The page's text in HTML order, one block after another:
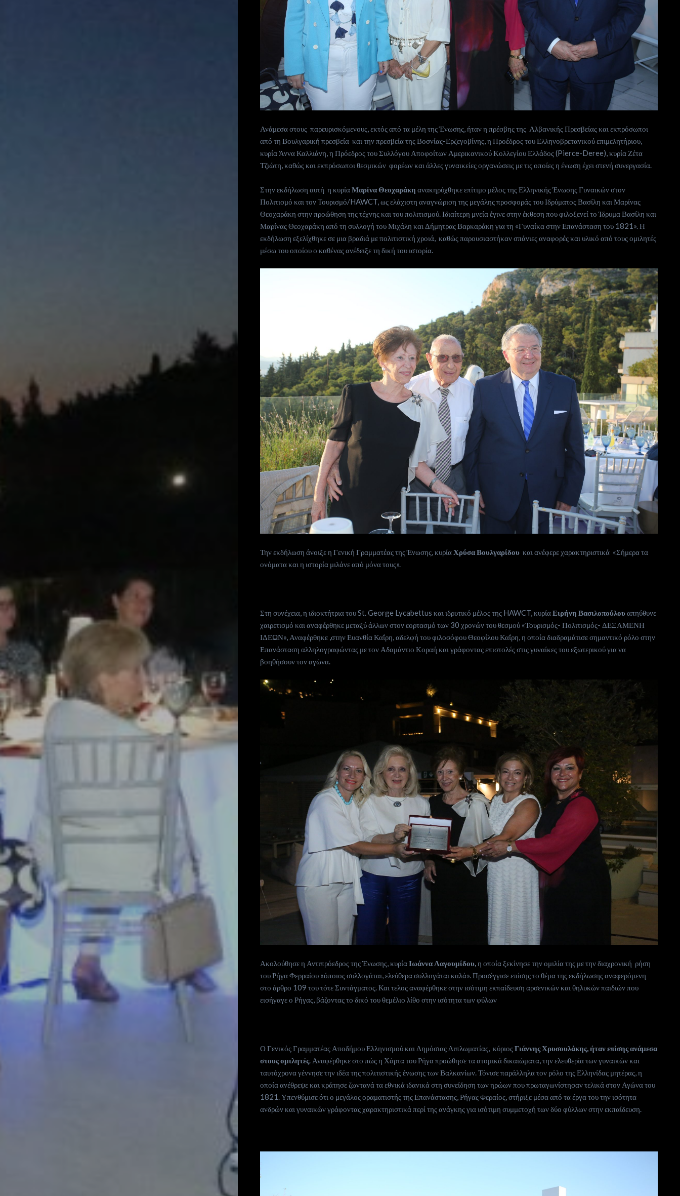
Who
we
are
Ιnspiration
Desires
Life
is
now
us
Subscribe
Ανάμεσα στους παρευρισκόμενους, εκτός από τα μέλη της Ένωσης, ήταν η πρέσβης της Αλβανικής Πρεσβείας και εκπρόσωποι
από τη Βουλγαρική πρεσβεία και την πρεσβεία της Βοσνίας-Ερζεγοβίνης, η Προέδρος του Ελληνοβρετανικού επιμελητήριου,
κυρία Άννα Καλλιάνη, η Πρόεδρος του Συλλόγου Αποφοίτων Αμερικανικού Κολλεγίου Ελλάδος (Pierce-Deree), κυρία Ζέτα
Τζιώτη, καθώς και εκπρόσωποι θεσμικών φορέων και άλλες γυναικείες οργανώσεις με τις οποίες η ένωση έχει στενή συνεργασία.
Στην εκδήλωση αυτή η κυρίαΜαρίνα Θεοχαράκη ανακηρύχθηκε επίτιμο μέλος της Ελληνικής Ένωσης Γυναικών στον
Πολιτισμό και τον Τουρισμό/HAWCT, ως ελάχιστη αναγνώριση της μεγάλης προσφοράς του Ιδρύματος Βασίλη και Μαρίνας
Θεοχαράκη στην προώθηση της τέχνης και του πολιτισμού. Ιδιαίτερη μνεία έγινε στην έκθεση που φιλοξενεί το Ίδρυμα Βασίλη και
Μαρίνας Θεοχαράκη από τη συλλογή του Μιχάλη και Δήμητρας Βαρκαράκη για τη «Γυναίκα στην Επανάσταση του 1821». Η
εκδήλωση εξελίχθηκε σε μια βραδιά με πολιτιστική χροιά, καθώς παρουσιαστήκαν σπάνιες αναφορές και υλικό από τους ομιλητές
μέσω του οποίου ο καθένας ανέδειξε τη δική του ιστορία.
Την εκδήλωση άνοιξε η Γενική Γραμματέας της Ένωσης, κυρίαΧρύσα Βουλγαρίδου και ανέφερε χαρακτηριστικά «Σήμερα τα
ονόματα και η ιστορία μιλάνε από μόνα τους».
Στη συνέχεια, η ιδιοκτήτρια του St. George Lycabettus και ιδρυτικό μέλος της HAWCT, κυρίαΕιρήνη Βασιλοπούλουαπηύθυνε
χαιρετισμό και αναφέρθηκε μεταξύ άλλων στον εορτασμό των 30 χρονών του θεσμού «Τουρισμός- Πολιτισμός- ΔΕΞΑΜΕΝΗ
ΙΔΕΩΝ», Αναφέρθηκε ,στην Ευανθία Καΐρη, αδελφή του φιλοσόφου Θεοφίλου Καΐρη, η οποία διαδραμάτισε σημαντικό ρόλο στην
Επανάσταση αλληλογραφώντας με τον Αδαμάντιο Κοραή και γράφοντας επιστολές στις γυναίκες του εξωτερικού για να
βοηθήσουν τον αγώνα.
Ακολούθησε η Αντιπρόεδρος της Ένωσης, κυρίαΙωάννα Λαγουμίδου,η οποία ξεκίνησε την ομιλία της με την διαχρονική ρήση
του Ρήγα Φερραίου «όποιος συλλογάται, ελεύθερα συλλογάται καλά». Προσέγγισε επίσης το θέμα της εκδήλωσης αναφερόμενη
στο άρθρο 109 του τότε Συντάγματος. Και τελος αναφέρθηκε στην ισότιμη εκπαίδευση αρσενικών και θηλυκών παιδιών που
εισήγαγε ο Ρήγας, βάζοντας το δικό του θεμέλιο λίθο στην ισότητα των φύλων
Ο Γενικός Γραμματέας Αποδήμου Ελληνισμού και Δημόσιας Διπλωματίας, κύριοςΓιάννης Χρυσουλάκης, ήταν επίσης ανάμεσα
στους ομιλητές. Αναφέρθηκε στο πώς η Χάρτα του Ρήγα προώθησε τα ατομικά δικαιώματα, την ελευθερία των γυναικών και
ταυτόχρονα γέννησε την ιδέα της πολιτιστικής ένωσης των Βαλκανίων. Τόνισε παράλληλα τον ρόλο της Ελληνίδας μητέρας, η
οποία ανέθρεψε και κράτησε ζωντανά τα εθνικά ιδανικά στη συνείδηση των ηρώων που πρωταγωνίστησαν τελικά στον Αγώνα του
1821. Υπενθύμισε ότι ο μεγάλος οραματιστής της Επανάστασης, Ρήγας Φεραίος, στήριξε μέσα από τα έργα του την ισότητα
ανδρών και γυναικών γράφοντας χαρακτηριστικά περί της ανάγκης για ισότιμη συμμετοχή των δύο φύλλων στην εκπαίδευση.